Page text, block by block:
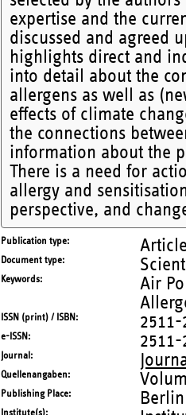
expertise and the
discussed and agreed
highlights direct and
into detail about the
allergens as well as
effects of climate
the connections
information about the
There is a need for
allergy and
perspective, and
Publication type
Document type
Keywords
Air
ISSN (print) / ISBN 2511-
e-ISSN 2511-
Journal
Quellenangaben
Publishing Place Berlin
Institute(s)